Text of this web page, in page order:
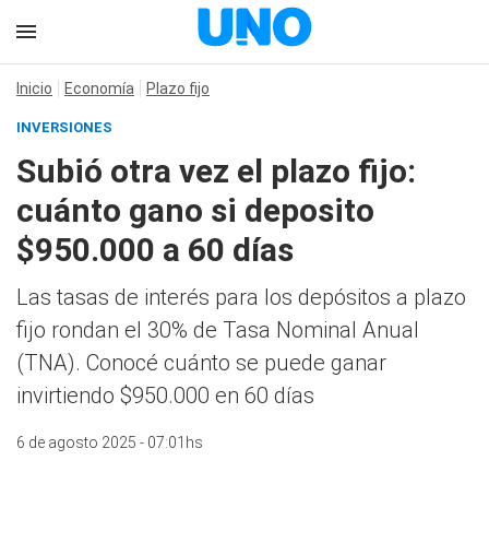
Inicio Economía Plazo fijo
INVERSIONES
Subió otra vez el plazo fijo:
cuánto gano si deposito
$950.000 a 60 días
Las tasas de interés para los depósitos a plazo
fijo rondan el 30% de Tasa Nominal Anual
(TNA). Conocé cuánto se puede ganar
invirtiendo $950.000 en 60 días
6 de agosto 2025 - 07:01hs